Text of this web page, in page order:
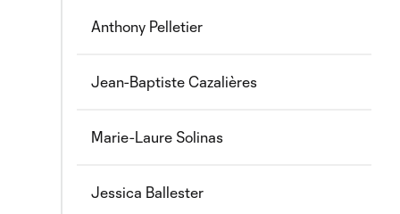
Anthony Pelletier
Jean-Baptiste Cazalières
Marie-Laure Solinas
Jessica Ballester